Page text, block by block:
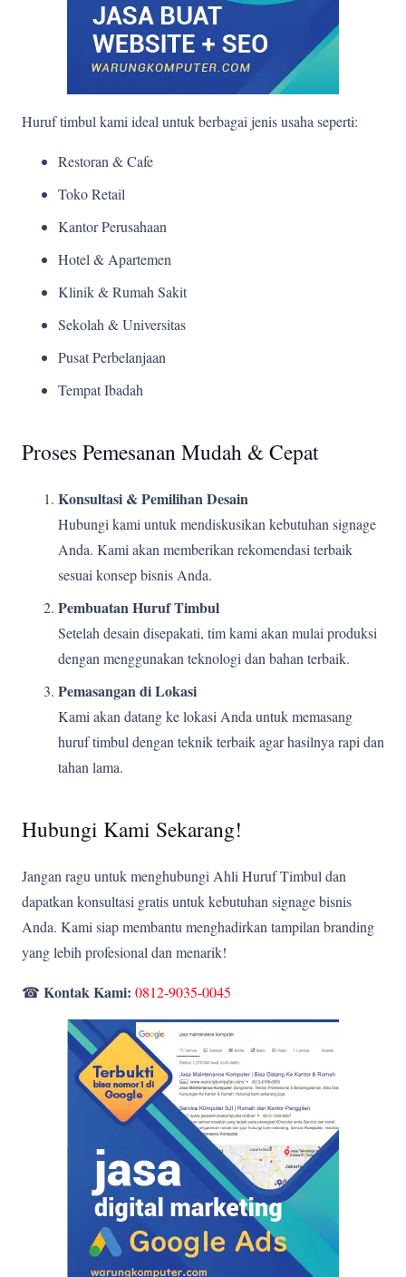
Huruf timbul kami ideal untuk berbagai jenis usaha seperti:
Restoran & Cafe
Toko Retail
Kantor Perusahaan
Hotel & Apartemen
Klinik & Rumah Sakit
Sekolah & Universitas
Pusat Perbelanjaan
Tempat Ibadah
Proses Pemesanan Mudah & Cepat
Konsultasi & Pemilihan Desain
Hubungi kami untuk mendiskusikan kebutuhan signage
Anda. Kami akan memberikan rekomendasi terbaik
sesuai konsep bisnis Anda.
Pembuatan Huruf Timbul
Setelah desain disepakati, tim kami akan mulai produksi
dengan menggunakan teknologi dan bahan terbaik.
Pemasangan di Lokasi
Kami akan datang ke lokasi Anda untuk memasang
huruf timbul dengan teknik terbaik agar hasilnya rapi dan
tahan lama.
Hubungi Kami Sekarang!
Jangan ragu untuk menghubungi Ahli Huruf Timbul dan
dapatkan konsultasi gratis untuk kebutuhan signage bisnis
Anda. Kami siap membantu menghadirkan tampilan branding
yang lebih profesional dan menarik!
☎ Kontak Kami: 0812-9035-0045